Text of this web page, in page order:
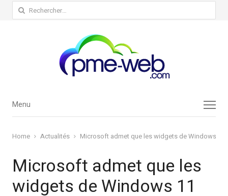
Rechercher :
Menu
Menu
Home Actualités Microsoft admet que les widgets de Windows 11
Microsoft admet que les
widgets de Windows 11